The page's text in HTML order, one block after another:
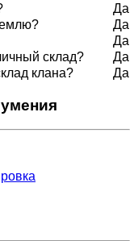
Да
Да
Да
склад?
Да
клана?
Да